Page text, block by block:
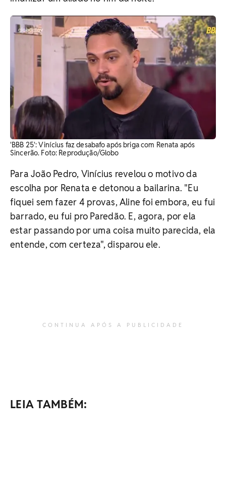
'BBB 25': Vinícius faz desabafo após briga com Renata após
Sincerão. Foto: Reprodução/Globo
Para João Pedro, Vinícius revelou o motivo da
escolha por Renata e detonou a bailarina. "Eu
fiquei sem fazer 4 provas, Aline foi embora, eu fui
barrado, eu fui pro Paredão. E, agora, por ela
estar passando por uma coisa muito parecida, ela
entende, com certeza", disparou ele.
CONTINUA APÓS A PUBLICIDADE
LEIA TAMBÉM: